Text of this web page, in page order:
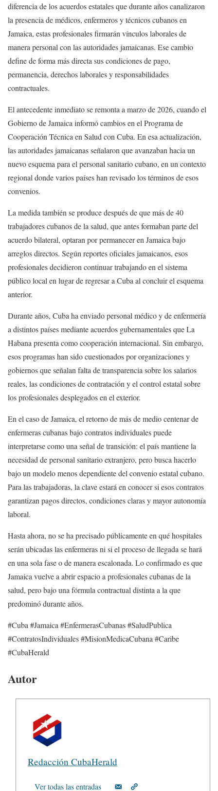
diferencia de los acuerdos estatales que durante años canalizaron
la presencia de médicos, enfermeros y técnicos cubanos en
Jamaica, estas profesionales firmarán vínculos laborales de
manera personal con las autoridades jamaicanas. Ese cambio
define de forma más directa sus condiciones de pago,
permanencia, derechos laborales y responsabilidades
contractuales.
El antecedente inmediato se remonta a marzo de 2026, cuando el
Gobierno de Jamaica informó cambios en el Programa de
Cooperación Técnica en Salud con Cuba. En esa actualización,
las autoridades jamaicanas señalaron que avanzaban hacia un
nuevo esquema para el personal sanitario cubano, en un contexto
regional donde varios países han revisado los términos de esos
convenios.
La medida también se produce después de que más de 40
trabajadores cubanos de la salud, que antes formaban parte del
acuerdo bilateral, optaran por permanecer en Jamaica bajo
arreglos directos. Según reportes oficiales jamaicanos, esos
profesionales decidieron continuar trabajando en el sistema
público local en lugar de regresar a Cuba al concluir el esquema
anterior.
Durante años, Cuba ha enviado personal médico y de enfermería
a distintos países mediante acuerdos gubernamentales que La
Habana presenta como cooperación internacional. Sin embargo,
esos programas han sido cuestionados por organizaciones y
gobiernos que señalan falta de transparencia sobre los salarios
reales, las condiciones de contratación y el control estatal sobre
los profesionales desplegados en el exterior.
En el caso de Jamaica, el retorno de más de medio centenar de
enfermeras cubanas bajo contratos individuales puede
interpretarse como una señal de transición: el país mantiene la
necesidad de personal sanitario extranjero, pero busca hacerlo
bajo un modelo menos dependiente del convenio estatal cubano.
Para las trabajadoras, la clave estará en conocer si esos contratos
garantizan pagos directos, condiciones claras y mayor autonomía
laboral.
Hasta ahora, no se ha precisado públicamente en qué hospitales
serán ubicadas las enfermeras ni si el proceso de llegada se hará
en una sola fase o de manera escalonada. Lo confirmado es que
Jamaica vuelve a abrir espacio a profesionales cubanas de la
salud, pero bajo una fórmula contractual distinta a la que
predominó durante años.
#Cuba #Jamaica #EnfermerasCubanas #SaludPublica
#ContratosIndividuales #MisionMedicaCubana #Caribe
#CubaHerald
Autor
Redacción CubaHerald
Ver todas las entradas